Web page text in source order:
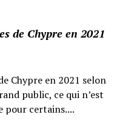
de Chypre en 2021
Chypre en 2021 selon
public, ce qui n’est
pour certains....